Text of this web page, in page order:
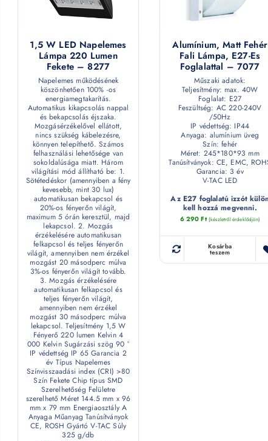
1,5 W LED Napelemes
Lámpa 220 Lumen
Fekete – 8277
Napelemes működésének
köszönhetően 100% -os
energiamegtakarítás.
Automatikus kikapcsolás nappal
és bekapcsolás éjszaka.
Mozgásérzékelővel ellátott,
nincs szükség kábelezésre,
könnyen telepíthető. Számos
felhasználási lehetősége van
sokoldalúsága miatt. Három
világítási mód állítható be: 1.
Sötétedéskor (amennyiben a fény
kevesebb, mint 30 lux)
automatikusan bekapcsol és
20%-os fényerőn világít,
maximum 5 órán keresztül, majd
lekapcsol. 2. Mozgás
érzékelésére automatikusan
felkapcsol és teljes fényerőn
világít, amennyiben nem érzékel
mozgást 20 másodperc múlva
3%-os fényerőn világít tovább.
3. Mozgás érzékelésére
automatikusan felkapcsol és
teljes fényerőn világít,
amennyiben nem érzékel
mozgást 30 másodperc múlva
lekapcsol. Teljesítmény 1,5 W
Fényerő 220 lumen Kelvin 4
000 Kelvin Sugárzási szög 90 °
IP védettség IP 65 Garancia 2
év Típus Napelemes
Színvisszaadási index (CRI) >80
Szín Fekete Chip típus SMD
Szerelhetőség Felületre
szerelhető Méret 144.5 mm x 96
mm x 79 mm Energiaosztály A
Anyaga Műanyag Tanúsítványok
CE, ROSH Gyártó V-TAC Súly
325 g/db
Alumínium, Matt Fehér
Fali Lámpa, E27-Es
Foglalattal – 7077
Műszaki adatok:
Teljesítmény: max. 40W
Foglalat: E27
Feszültség: AC 220-240V
/50Hz
IP védettség: IP44
Anyaga: alumínium üveg
Szín: fehér
Méret: 245*180*93 mm
Tanúsítványok: CE, EMC,
Garancia: 3 év
V-TAC LED
Az E27 foglalatú izzót
kell hozzá megvenni.
6 290Ft (készletről érdeklődjön)
Kosárba
teszem